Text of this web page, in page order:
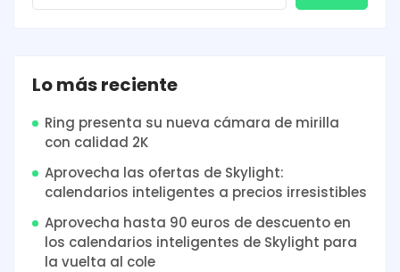
Lo más reciente
Ring presenta su nueva cámara de mirilla
con calidad 2K
Aprovecha las ofertas de Skylight:
calendarios inteligentes a precios irresistibles
Aprovecha hasta 90 euros de descuento en
los calendarios inteligentes de Skylight para
la vuelta al cole